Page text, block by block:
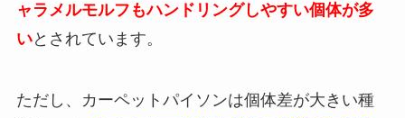
ャラメルモルフもハンドリングしやすい個体が多
いとされています。
ただし、カーペットパイソンは個体差が大きい種